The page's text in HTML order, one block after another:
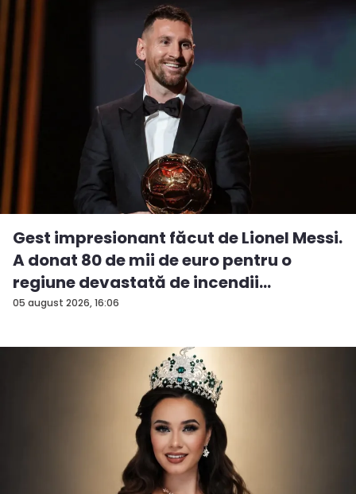
05 august 2026, 16:06
Gest impresionant făcut de Lionel Messi.
A donat 80 de mii de euro pentru o
regiune devastată de incendii